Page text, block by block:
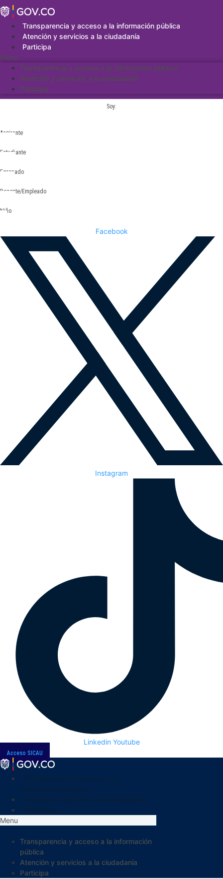
Saltar
al
contenidoTransparencia y acceso a la información pública
Atención y servicios a la ciudadanía
Participa
Menu
Transparencia y acceso a la información pública
Atención y servicios a la ciudadanía
Participa
Soy:
Aspirante
Estudiante
Egresado
Docente/Empleado
Niño
Facebook
Instagram
Linkedin Youtube
Acceso SICAU
Menu
Transparencia y acceso a la información
pública
Atención y servicios a la ciudadanía
Participa